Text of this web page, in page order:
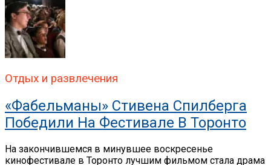
Отдых и развлечения
«Фабельманы» Стивена Спилберга
Победили На Фестивале В Торонто
На закончившемся в минувшее воскресенье
кинофестивале в Торонто лучшим фильмом стала драма